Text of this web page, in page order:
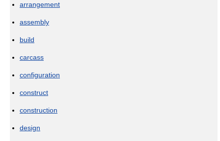
arrangement
assembly
build
carcass
configuration
construct
construction
design